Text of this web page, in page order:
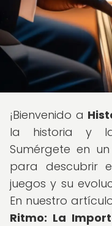
¡Bienvenido a
la historia y la
Sumérgete en
para descubrir
juegos y su
En nuestro
Ritmo: La